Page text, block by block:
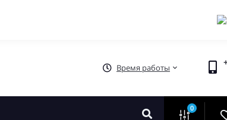
Время работы
0